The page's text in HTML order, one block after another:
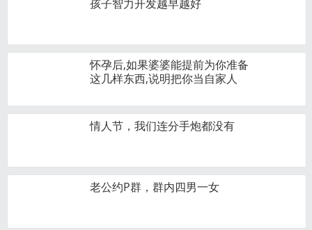
孩子智力开发越早越好
怀孕后,如果婆婆能提前为你准备
这几样东西,说明把你当自家人
情人节，我们连分手炮都没有
老公约P群，群内四男一女